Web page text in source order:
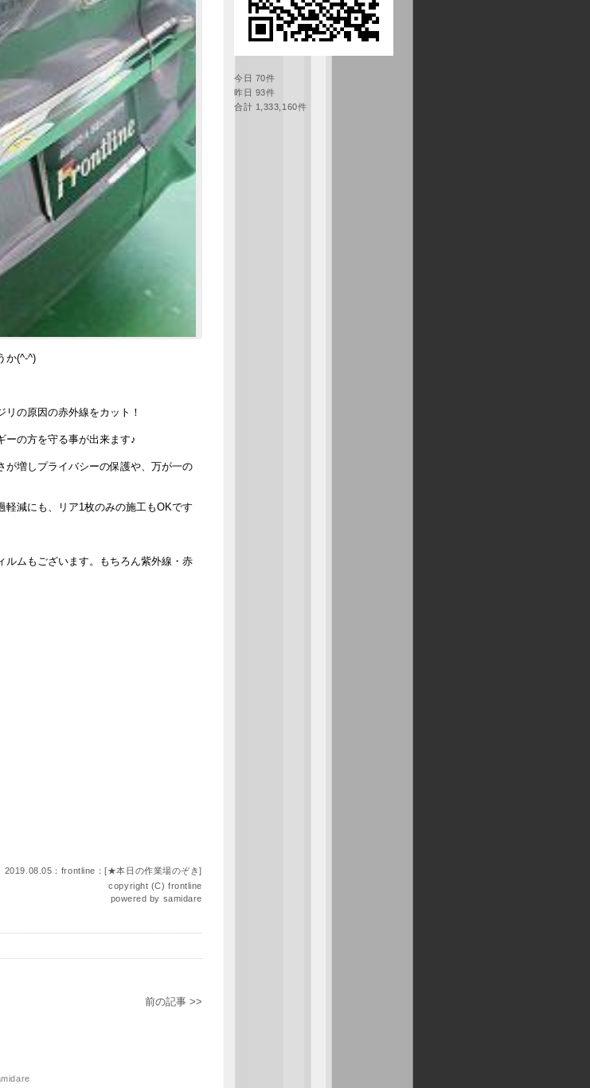
か(^-^)
の原因の赤外線をカット！
ーの方を守る事が出来ます♪
が増しプライバシーの保護や、万が一の
減にも、リア1枚のみの施工もOKです
ルムもございます。もちろん紫外線・赤
2019.08.05：frontline：[★本日の作業場のぞき]
copyright (C)frontline
powered by samidare
前の記事 >>
今日 70件
昨日 93件
合計 1,333,160件